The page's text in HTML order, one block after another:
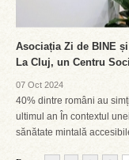
Asociația Zi de BINE
La Cluj, un Centru
07 Oct 2024
40% dintre români au
ultimul an În contextul
sănătate mintală